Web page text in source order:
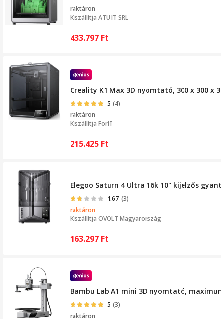
raktáron
Kiszállítja ATU IT SRL
433.797 Ft
Creality K1 Max 3D nyomtató, 300 x 300 x
5 (4)
raktáron
Kiszállítja ForIT
215.425 Ft
Elegoo Saturn 4 Ultra 16k 10" kijelzős
1.67 (3)
raktáron
Kiszállítja OVOLT Magyarország
163.297 Ft
Bambu Lab A1 mini 3D nyomtató,
5 (3)
raktáron